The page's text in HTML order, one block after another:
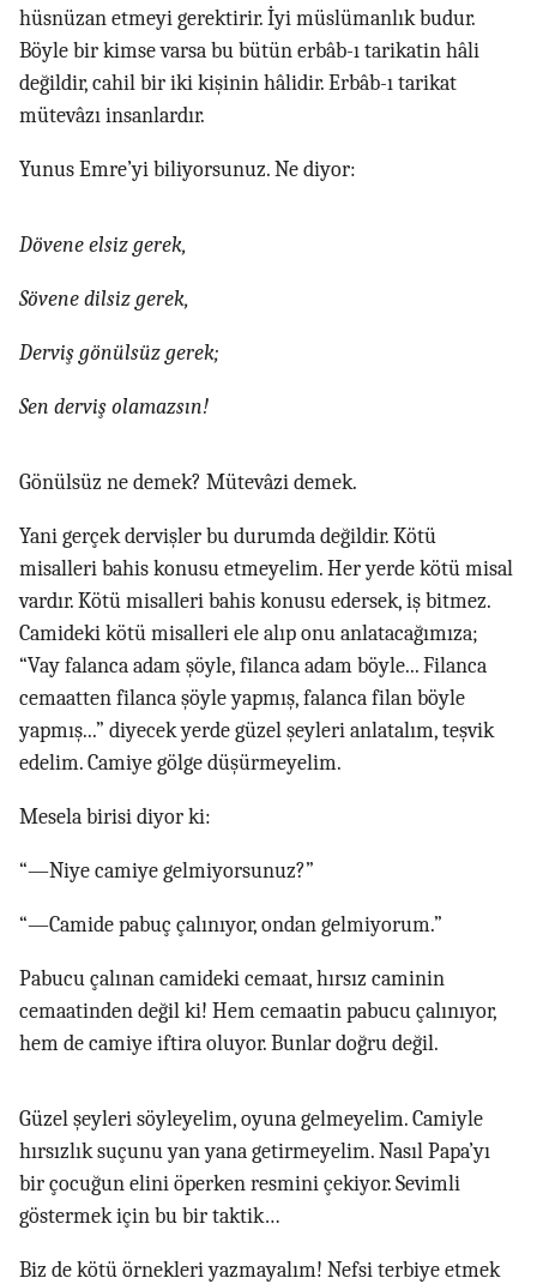
hüsnüzan etmeyi gerektirir. İyi müslümanlık budur.
Böyle bir kimse varsa bu bütün erbâb-ı tarikatin hâli
değildir, cahil bir iki kişinin hâlidir. Erbâb-ı tarikat
mütevâzı insanlardır.
Yunus Emre’yi biliyorsunuz. Ne diyor:
Dövene elsiz gerek,
Sövene dilsiz gerek,
Derviş gönülsüz gerek;
Sen derviş olamazsın!
Gönülsüz ne demek? Mütevâzi demek.
Yani gerçek dervişler bu durumda değildir. Kötü
misalleri bahis konusu etmeyelim. Her yerde kötü misal
vardır. Kötü misalleri bahis konusu edersek, iş bitmez.
Camideki kötü misalleri ele alıp onu anlatacağımıza;
“Vay falanca adam şöyle, filanca adam böyle... Filanca
cemaatten filanca şöyle yapmış, falanca filan böyle
yapmış...” diyecek yerde güzel şeyleri anlatalım, teşvik
edelim. Camiye gölge düşürmeyelim.
Mesela birisi diyor ki:
“—Niye camiye gelmiyorsunuz?”
“—Camide pabuç çalınıyor, ondan gelmiyorum.”
Pabucu çalınan camideki cemaat, hırsız caminin
cemaatinden değil ki! Hem cemaatin pabucu çalınıyor,
hem de camiye iftira oluyor. Bunlar doğru değil.
Güzel şeyleri söyleyelim, oyuna gelmeyelim. Camiyle
hırsızlık suçunu yan yana getirmeyelim. Nasıl Papa’yı
bir çocuğun elini öperken resmini çekiyor. Sevimli
göstermek için bu bir taktik…
Biz de kötü örnekleri yazmayalım! Nefsi terbiye etmek